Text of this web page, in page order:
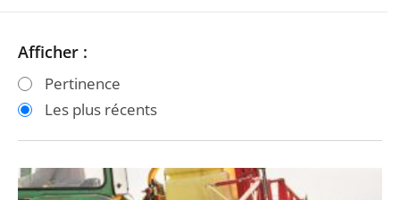
Passer
les
filtres
après
Passer
les
filtres
avant
Afficher :
Pertinence
Les plus récents
Réglementation